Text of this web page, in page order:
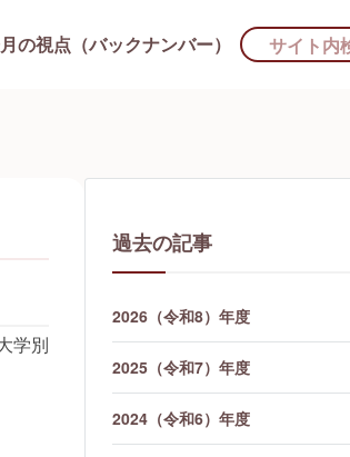
の視点（バックナンバー）
学別
過去の記事
2026（令和8）年度
2025（令和7）年度
2024（令和6）年度